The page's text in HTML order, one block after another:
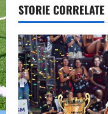
v
i
g
a
STORIE CORRELATE